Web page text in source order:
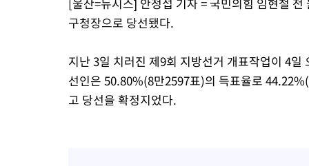
'낮 최고 34도' 전국 더위 지속…강원·경상권 오전 비
파키스탄 보안군, 대 테러작전으로 남서부의 무장세력 소탕전..15
이집트, 가자 협상 당사자들에게 약속이행과 방해금지 촉구
트럼프, 이란 추가 요구에 "저강도 대응…이건 체스게임"
구청장으로 당선됐다.
지난 3일 치러진 제9회 지방선거 개표작업이 4
선인은 50.80%(8만2597표)의 득표율로
고 당선을 확정지었다.